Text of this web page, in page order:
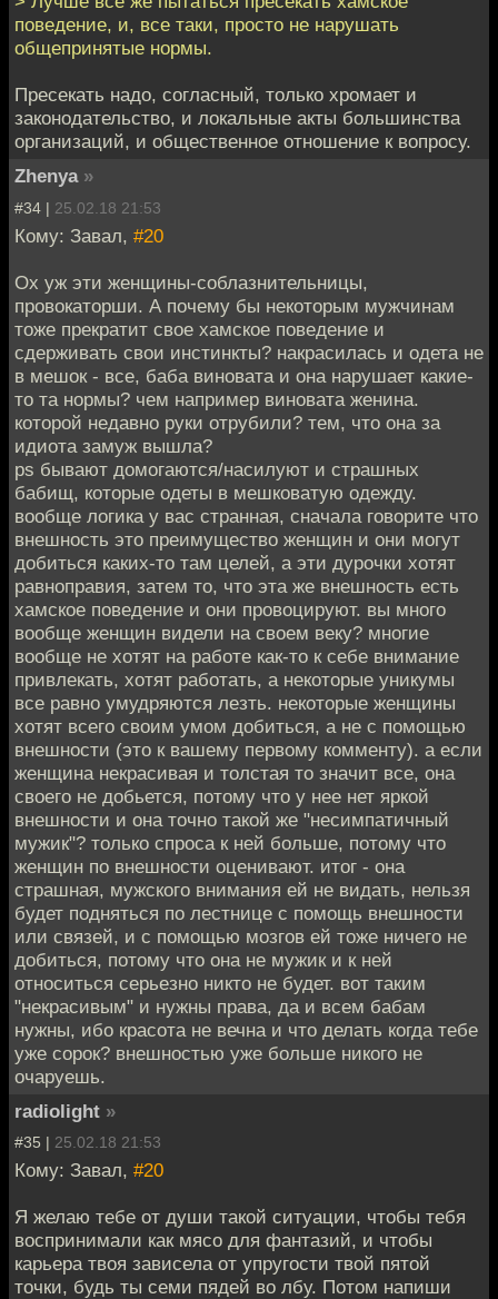
поведение, и, все таки, просто не нарушать
общепринятые нормы.
Пресекать надо, согласный, только хромает и
законодательство, и локальные акты большинства
организаций, и общественное отношение к вопросу.
Zhenya »
#34 | 25.02.18 21:53
Кому: Завал, #20
Ох уж эти женщины-соблазнительницы,
провокаторши. А почему бы некоторым мужчинам
тоже прекратит свое хамское поведение и
сдерживать свои инстинкты? накрасилась и одета не
в мешок - все, баба виновата и она нарушает какие-
то та нормы? чем например виновата женина.
которой недавно руки отрубили? тем, что она за
идиота замуж вышла?
ps бывают домогаются/насилуют и страшных
бабищ, которые одеты в мешковатую одежду.
вообще логика у вас странная, сначала говорите что
внешность это преимущество женщин и они могут
добиться каких-то там целей, а эти дурочки хотят
равноправия, затем то, что эта же внешность есть
хамское поведение и они провоцируют. вы много
вообще женщин видели на своем веку? многие
вообще не хотят на работе как-то к себе внимание
привлекать, хотят работать, а некоторые уникумы
все равно умудряются лезть. некоторые женщины
хотят всего своим умом добиться, а не с помощью
внешности (это к вашему первому комменту). а если
женщина некрасивая и толстая то значит все, она
своего не добьется, потому что у нее нет яркой
внешности и она точно такой же "несимпатичный
мужик"? только спроса к ней больше, потому что
женщин по внешности оценивают. итог - она
страшная, мужского внимания ей не видать, нельзя
будет подняться по лестнице с помощь внешности
или связей, и с помощью мозгов ей тоже ничего не
добиться, потому что она не мужик и к ней
относиться серьезно никто не будет. вот таким
"некрасивым" и нужны права, да и всем бабам
нужны, ибо красота не вечна и что делать когда тебе
уже сорок? внешностью уже больше никого не
очаруешь.
radiolight »
#35 | 25.02.18 21:53
Кому: Завал, #20
Я желаю тебе от души такой ситуации, чтобы тебя
воспринимали как мясо для фантазий, и чтобы
карьера твоя зависела от упругости твой пятой
точки, будь ты семи пядей во лбу. Потом напиши